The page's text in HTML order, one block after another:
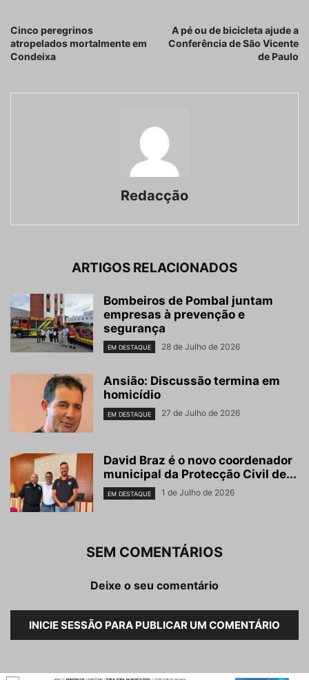
Cinco peregrinos
atropelados mortalmente em
Condeixa
A pé ou de bicicleta ajude a
Conferência de São Vicente
de Paulo
Redacção
ARTIGOS RELACIONADOS
Bombeiros de Pombal juntam
empresas à prevenção e
segurança
EM DESTAQUE 28 de Julho de 2026
Ansião: Discussão termina em
homicídio
EM DESTAQUE 27 de Julho de 2026
David Braz é o novo coordenador
municipal da Protecção Civil de...
EM DESTAQUE 1 de Julho de 2026
SEM COMENTÁRIOS
Deixe o seu comentário
INICIE SESSÃO PARA PUBLICAR UM COMENTÁRIO